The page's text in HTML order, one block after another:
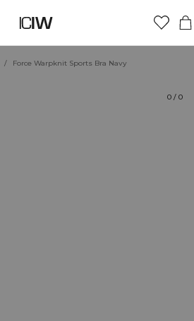
/ Force Warpknit Sports Bra Navy
0 / 0